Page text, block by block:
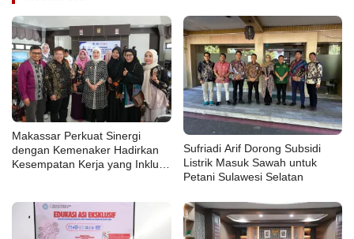
Makassar Perkuat Sinergi
dengan Kemenaker Hadirkan
Kesempatan Kerja yang Inklusif
Sufriadi Arif Dorong Subsidi
Listrik Masuk Sawah untuk
Petani Sulawesi Selatan